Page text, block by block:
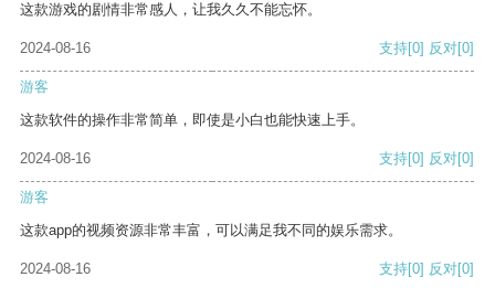
这款游戏的剧情非常感人，让我久久不能忘怀。
2024-08-16 支持[0] 反对[0]
游客
这款软件的操作非常简单，即使是小白也能快速上手。
2024-08-16 支持[0] 反对[0]
游客
这款app的视频资源非常丰富，可以满足我不同的娱乐需求。
2024-08-16 支持[0] 反对[0]